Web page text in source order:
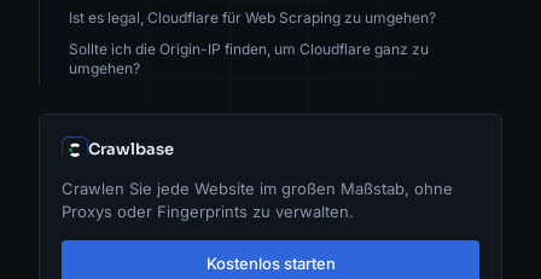
Ist es legal, Cloudflare für Web Scraping zu umgehen?
Sollte ich die Origin-IP finden, um Cloudflare ganz zu
umgehen?
Crawlbase
Crawlen Sie jede Website im großen Maßstab, ohne
Proxys oder Fingerprints zu verwalten.
Kostenlos starten